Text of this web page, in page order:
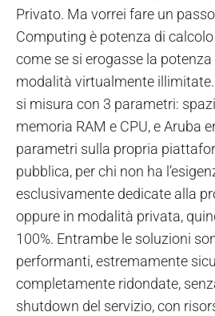
Privato. Ma vorrei fare un
Computing è potenza di
come se si erogasse la
modalità virtualmente
si misura con 3 parametri:
memoria RAM e CPU, e Aruba
parametri sulla propria
pubblica, per chi non ha
esclusivamente dedicate alla
oppure in modalità privata,
100%. Entrambe le soluzioni
performanti, estremamente
completamente ridondate,
shutdown del servizio, con